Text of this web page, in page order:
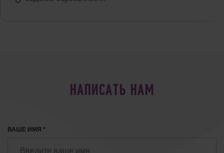
НАПИСАТЬ НАМ
ВАШЕ ИМЯ *